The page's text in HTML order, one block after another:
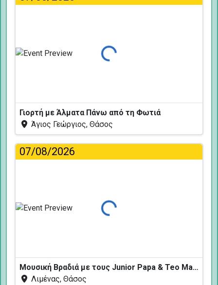
Φόρτωση...
Γιορτή με Άλματα Πάνω από τη Φωτιά
Άγιος Γεώργιος, Θάσος
07/08/2026
Φόρτωση...
Μουσική Βραδιά με τους Junior Papa & Teo Mavropoulos
Λιμένας, Θάσος